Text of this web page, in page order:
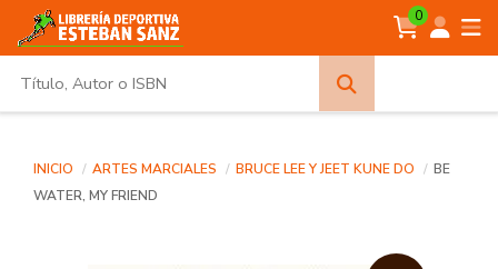
0
INICIO ARTES MARCIALES BRUCE LEE Y JEET KUNE DO
BE
WATER, MY FRIEND